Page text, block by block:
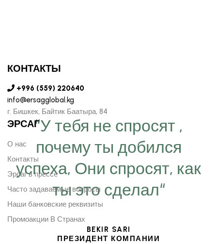
“У тебя не спросят ,
почему ты добился
успеха, Они спросят, как
ты это сделал“
BEKIR SARI
ПРЕЗИДЕНТ КОМПАНИИ
КОНТАКТЫ
+996 (559) 220640
info@ersagglobal.kg
г. ​Бишкек, Байтик Баатыра, 84
ЭРСАГ
О нас
Контакты
Эрсаг в прессе
Часто задаваемые вопросы
Наши банковские реквизиты
Промоакции В Странах